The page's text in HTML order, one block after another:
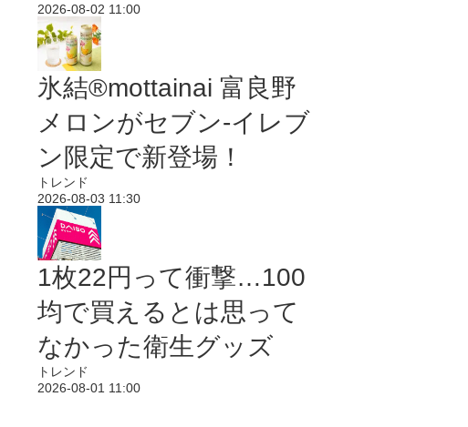
2026-08-02 11:00
氷結®mottainai 富良野
メロンがセブン‐イレブ
ン限定で新登場！
トレンド
2026-08-03 11:30
1枚22円って衝撃…100
均で買えるとは思って
なかった衛生グッズ
トレンド
2026-08-01 11:00